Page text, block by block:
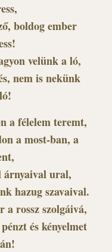
boldog ember
velünk a ló,
nem is nekünk
a félelem teremt,
a most-ban, a
árnyaival ural,
hazug szavaival.
a rossz szolgáivá,
és kényelmet